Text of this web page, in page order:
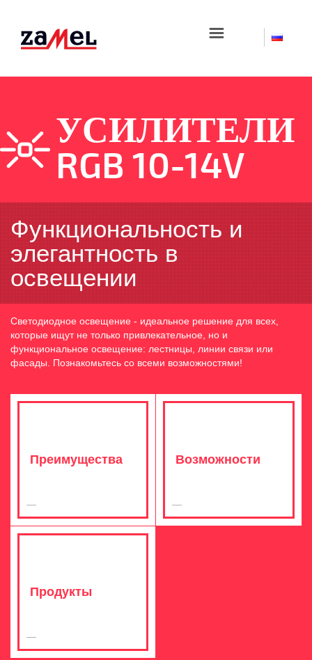
☰
УСИЛИТЕЛИ
RGB 10-14V
Функциональность и
элегантность в
освещении
Светодиодное освещение - идеальное решение для всех,
которые ищут не только привлекательное, но и
функциональное освещение: лестницы, линии связи или
фасады. Познакомьтесь со всеми возможностями!
Преимущества Возможности
Продукты